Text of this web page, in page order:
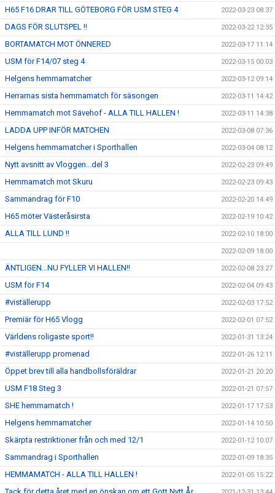
H65 F16 DRAR TILL GÖTEBORG FÖR USM STEG 4 2022-03-23 08:37
DAGS FÖR SLUTSPEL !! 2022-03-22 12:35
BORTAMATCH MOT ÖNNERED 2022-03-17 11:14
USM för F14/07 steg 4 2022-03-15 00:03
Helgens hemmamatcher 2022-03-12 09:14
Herrarnas sista hemmamatch för säsongen 2022-03-11 14:42
Hemmamatch mot Sävehof - ALLA TILL HALLEN ! 2022-03-11 14:38
LADDA UPP INFÖR MATCHEN 2022-03-08 07:36
Helgens hemmamatcher i Sporthallen 2022-03-04 08:12
Nytt avsnitt av Vloggen...del 3 2022-02-23 09:49
Hemmamatch mot Skuru 2022-02-23 09:43
Sammandrag för F10 2022-02-20 14:49
H65 möter Västeråsirsta 2022-02-19 10:42
ALLA TILL LUND !! 2022-02-10 18:00
2022-02-09 18:00
ÄNTLIGEN...NU FYLLER VI HALLEN!! 2022-02-08 23:27
USM för F14 2022-02-04 09:43
#viställerupp 2022-02-03 17:52
Premiär för H65 Vlogg 2022-02-01 07:52
Världens roligaste sport!! 2022-01-31 13:24
#viställerupp promenad 2022-01-26 12:11
Öppet brev till alla handbollsföräldrar 2022-01-21 20:20
USM F18 Steg 3 2022-01-21 07:57
SHE hemmamatch ! 2022-01-17 17:53
Helgens hemmamatcher 2022-01-14 10:50
Skärpta restriktioner från och med 12/1 2022-01-12 10:07
Sammandrag i Sporthallen 2022-01-09 18:35
HEMMAMATCH - ALLA TILL HALLEN ! 2022-01-05 15:22